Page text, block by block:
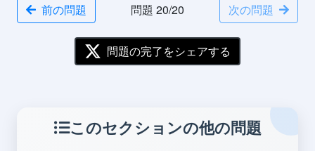
前の問題 問題 20/20 次の問題
問題の完了をシェアする
このセクションの他の問題